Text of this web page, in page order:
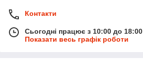
Контакти
Сьогодні працює з 10:00 до 18:00
Показати весь графік роботи